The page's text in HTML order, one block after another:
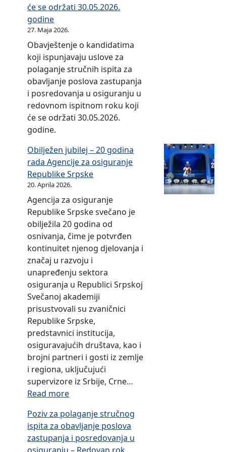
a
ć
a
j
u
r
a
č
u
n
u
i
r
o
k
o
i
m
a
u
p
l
a
t
e
d
o
p
r
i
n
o
s
a
Z
a
š
i
t
n
a
n
j
a
u
d
r
u
š
t
v
z
a
o
s
i
g
u
r
a
n
j
e
l
a
t
e
d
o
p
r
i
n
o
a
Z
a
š
t
i
t
n
o
m
f
o
n
d
u
R
e
p
u
b
l
k
e
S
l
i
k
v
i
d
n
o
s
t
i
r
u
š
t
a
v
a
z
a
o
s
i
g
u
r
a
n
j
e
i
r
o
s
i
o
s
i
g
u
r
a
n
j
e
u
e
z
i
s
a
p
r
i
t
u
ž
b
a
m
a
e
š
t
a
j
a
će se održati 30.05.2026.
godine
27. Maja 2026.
Obavještenje o kandidatima
koji ispunjavaju uslove za
polaganje stručnih ispita za
obavljanje poslova zastupanja
i posredovanja u osiguranju u
redovnom ispitnom roku koji
će se održati 30.05.2026.
godine.
Obilježen jubilej – 20 godina
rada Agencije za osiguranje
Republike Srpske
20. Aprila 2026.
Agencija za osiguranje
Republike Srpske svečano je
obilježila 20 godina od
osnivanja, čime je potvrđen
kontinuitet njenog djelovanja i
značaj u razvoju i
unapređenju sektora
osiguranja u Republici Srpskoj
Svečanoj akademiji
prisustvovali su zvaničnici
Republike Srpske,
predstavnici institucija,
osiguravajućih društava, kao i
brojni partneri i gosti iz zemlje
i regiona, uključujući
supervizore iz Srbije, Crne…
Read more:
b
i
l
Poziv za polaganje stručnog
ispita za obavljanje poslova
zastupanja i posredovanja u